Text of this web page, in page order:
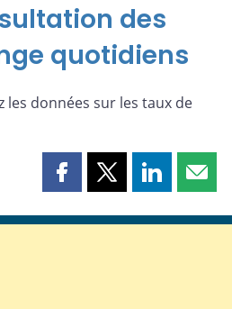
des
quotidiens
les données sur les taux de
Partager
page
Partager
page
Partager
page page